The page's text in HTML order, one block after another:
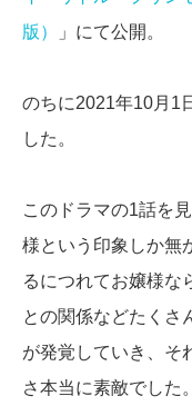
版）
」にて公開。
のちに2021年10月1
した。
このドラマの1話を
様という印象しか無
るにつれてお嬢様な
との関係などたくさ
が発覚していき、そ
さ本当に素敵でした。